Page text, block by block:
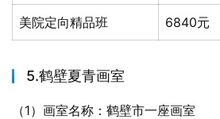
美院定向精品班 6840元
5.鹤壁夏青画室
（1）画室名称：鹤壁市一座画室